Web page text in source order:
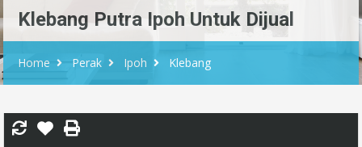
Klebang Putra Ipoh Untuk Dijual
Home Perak Ipoh Klebang